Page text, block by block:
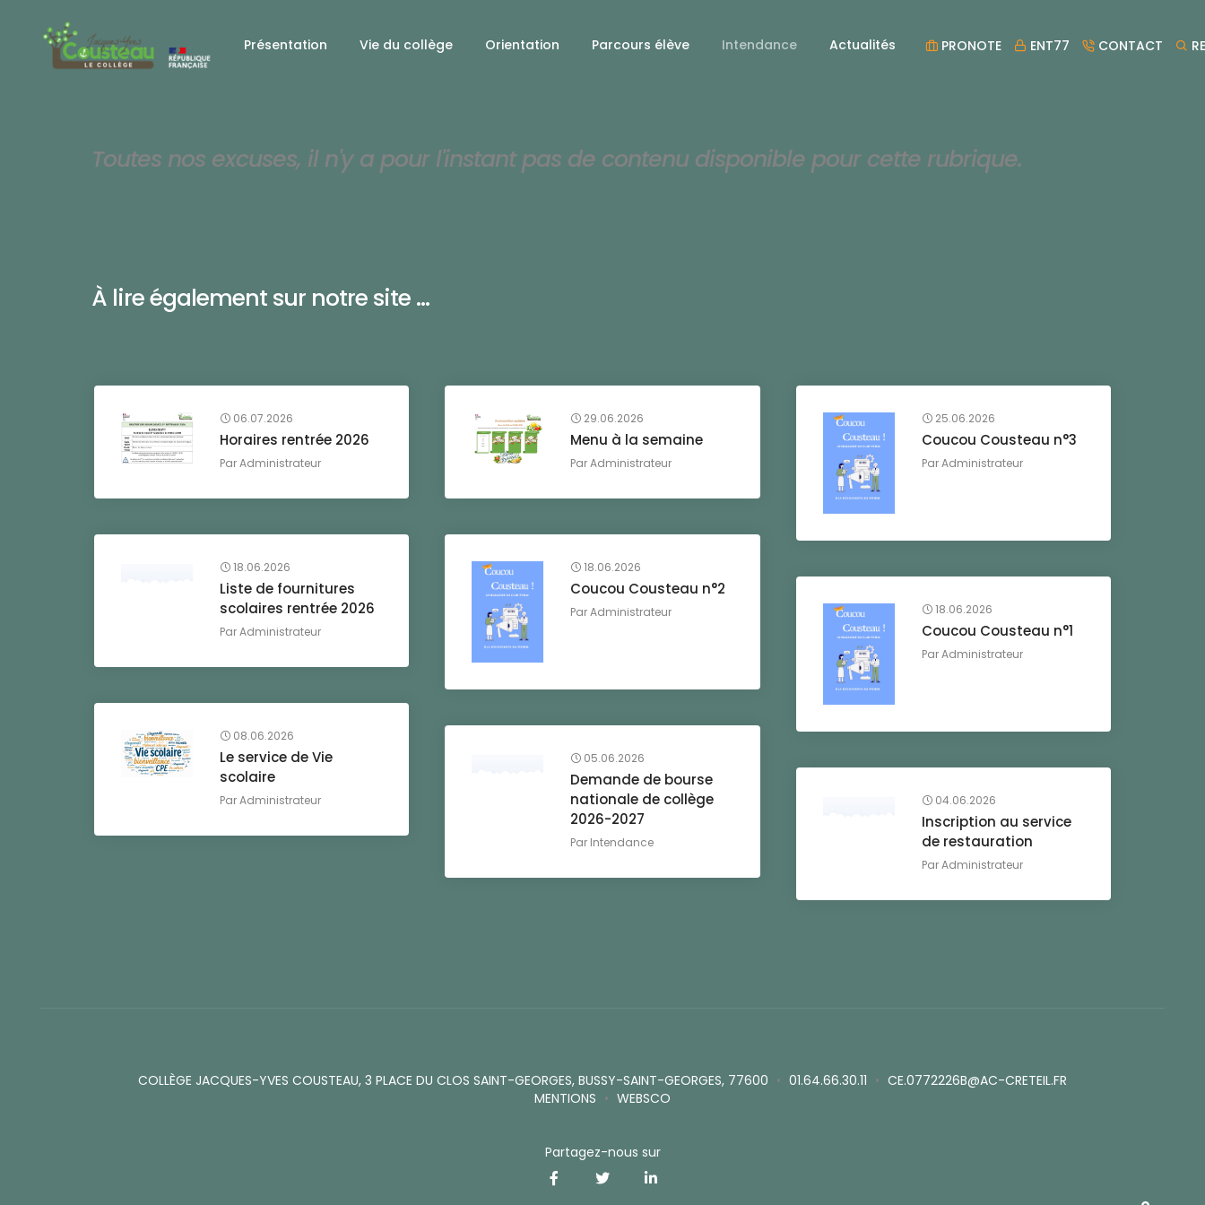
Présentation Vie du collège Orientation Parcours élève Intendance Actualités PRONOTE ENT77 CONTACT
Toutes nos excuses, il n'y a pour l'instant pas de contenu disponible pour cette rubrique.
À lire également sur notre site ...
06.07.2026
Horaires rentrée 2026
ParAdministrateur
29.06.2026
Menu à la semaine
ParAdministrateur
25.06.2026
Coucou Cousteau n°3
ParAdministrateur
18.06.2026
Liste de fournitures
scolaires rentrée 2026
ParAdministrateur
18.06.2026
Coucou Cousteau n°2
ParAdministrateur 18.06.2026
Coucou Cousteau n°1
ParAdministrateur
08.06.2026
Le service de Vie
scolaire
ParAdministrateur
05.06.2026
Demande de bourse
nationale de collège
2026-2027
Par Intendance
04.06.2026
Inscription au service
de restauration
ParAdministrateur
COLLÈGE JACQUES-YVES COUSTEAU, 3 PLACE DU CLOS SAINT-GEORGES, BUSSY-SAINT-GEORGES, 77600 • 01.64.66.30.11 • CE.0772226B@AC-CRETEIL.FR
MENTIONS • WEBSCO
Partagez-nous sur